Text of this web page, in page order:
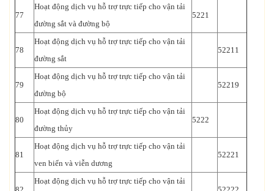
77
Hoạt động dịch vụ hỗ trợ trực tiếp cho vận tải
đường sắt và đường bộ
5221
78
Hoạt động dịch vụ hỗ trợ trực tiếp cho vận tải
đường sắt
52211
79
Hoạt động dịch vụ hỗ trợ trực tiếp cho vận tải
đường bộ
52219
80
Hoạt động dịch vụ hỗ trợ trực tiếp cho vận tải
đường thủy
5222
81
Hoạt động dịch vụ hỗ trợ trực tiếp cho vận tải
ven biển và viễn dương
52221
Hoạt động dịch vụ hỗ trợ trực tiếp cho vận tải